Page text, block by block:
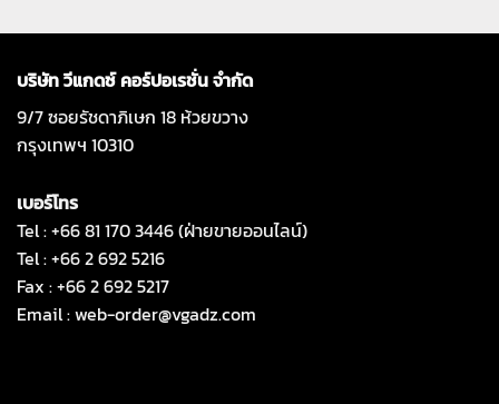
บริษัท วีแกดซ์ คอร์ปอเรชั่น จำกัด
9/7 ซอยรัชดาภิเษก 18 ห้วยขวาง
กรุงเทพฯ 10310
เบอร์โทร
Tel : +66 81 170 3446 (ฝ่ายขายออนไลน์)
Tel : +66 2 692 5216
Fax : +66 2 692 5217
Email :web-order@vgadz.com